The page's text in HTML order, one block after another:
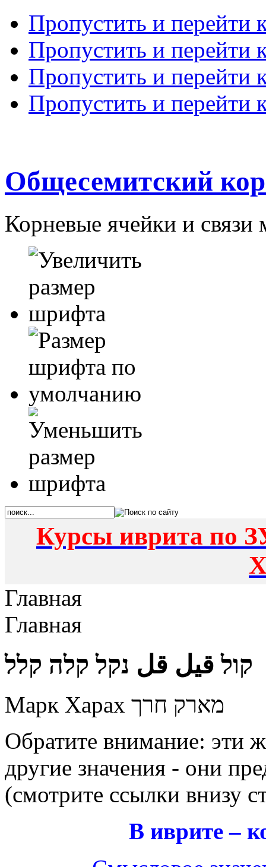
Пропустить и перейти
Пропустить и перейти
Пропустить и перейти
Пропустить и перейти
Общесемитский
Корневые ячейки и
Курсы иврита по
Главная
Главная
קול قيل قل נקל קלה קלל
Марк Харах מארק חרך
Обратите внимание: эти
другие значения - они
(смотрите ссылки внизу
В иврите –